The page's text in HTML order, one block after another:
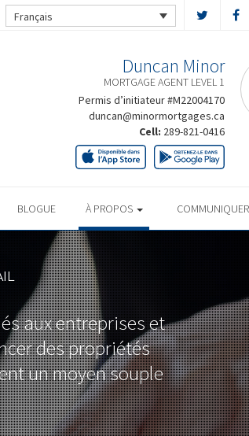
Français
Duncan Minor
MORTGAGE AGENT LEVEL 1
Permis d’initiateur #M22004170
duncan@minormortgages.ca
Cell: 289-821-0416
BLOGUE À PROPOS
aux entreprises et
des propriétés
un moyen souple